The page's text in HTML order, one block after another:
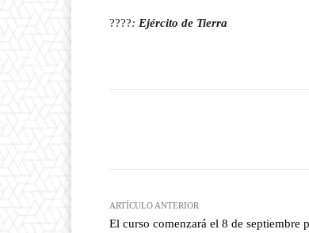
????: Ejército de Tierra
ARTÍCULO ANTERIOR
El curso comenzará el 8 de septiembre